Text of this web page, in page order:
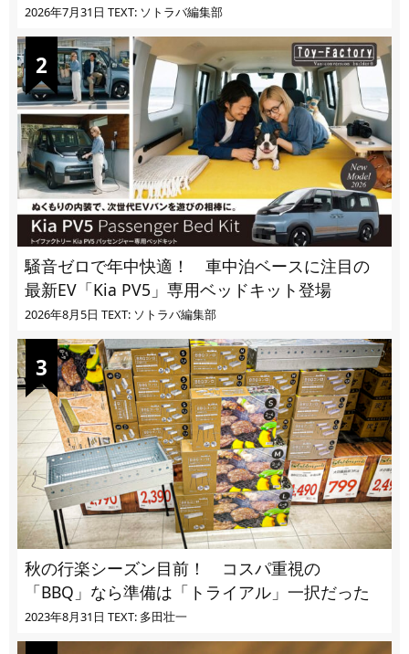
2026年7月31日 TEXT: ソトラバ編集部
騒音ゼロで年中快適！ 車中泊ベースに注目の
最新EV「Kia PV5」専用ベッドキット登場
2026年8月5日 TEXT: ソトラバ編集部
秋の行楽シーズン目前！ コスパ重視の
「BBQ」なら準備は「トライアル」一択だった
2023年8月31日 TEXT: 多田壮一